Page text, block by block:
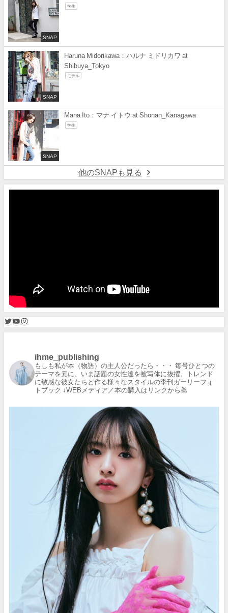
SNAP
学生
SNAP
Haruna Midorikawa：ハルナ ミドリカワ at
Shibuya_Tokyo
モデル
SNAP
Mana Ito：マナ イトウ at Shonan_Kanagawa
学生
他のSNAPも見る
ihme_publishing
もしも私が本（物語）の主人公だったら・・・
毎号ひとつの
テーマを元に、いま話題の女性達を被写体に抜擢。トレンド
に敏感な彼女たちと作る様々なスタイルの季刊ガーリーフォ
トブック ↓WEBメディア／本の購入はリンクから🙇